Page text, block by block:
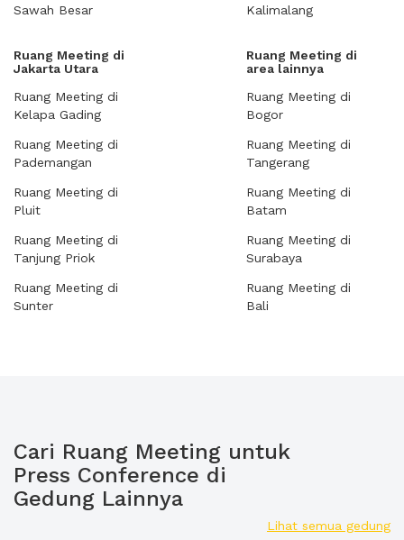
Sawah Besar
Kalimalang
Ruang Meeting di
Jakarta Utara
Ruang Meeting di
Kelapa Gading
Ruang Meeting di
Pademangan
Ruang Meeting di
Pluit
Ruang Meeting di
Tanjung Priok
Ruang Meeting di
Sunter
Ruang Meeting di
area lainnya
Ruang Meeting di
Bogor
Ruang Meeting di
Tangerang
Ruang Meeting di
Batam
Ruang Meeting di
Surabaya
Ruang Meeting di
Bali
Cari Ruang Meeting untuk
Press Conference di
Gedung Lainnya
Lihat semua gedung